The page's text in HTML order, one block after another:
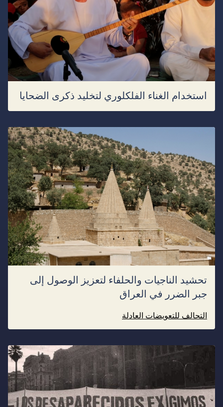
استخدام الغناء الفلكلوري لتخليد ذكرى الضحايا
تحشيد الناجيات والحلفاء لتعزيز الوصول إلى
جبر الضرر في العراق
التحالف للتعويضات العادلة